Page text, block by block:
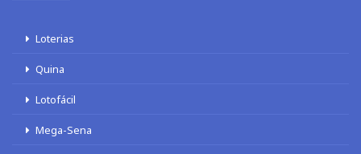
Loterias
Quina
Lotofácil
Mega-Sena